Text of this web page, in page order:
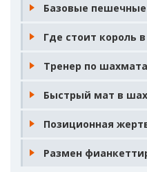
Базовые пешечные
Где стоит король
Тренер по
Быстрый мат в
Позиционная
Размен